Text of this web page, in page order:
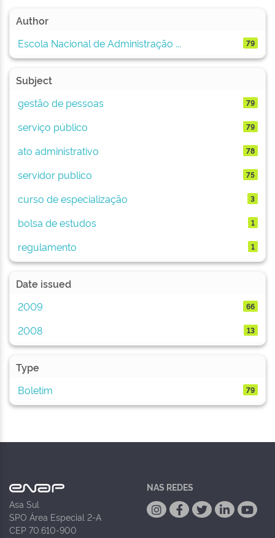
Author
Escola Nacional de Administração ...
79
Subject
gestão de pessoas
79
serviço público 79
ato administrativo 78
servidor publico 75
curso de especialização 3
bolsa de estudos 1
regulamento 1
Date issued
2009
66
2008 13
Type
Boletim
79
Asa Sul
SPO Área Especial 2-A
CEP 70.610-900
NAS REDES